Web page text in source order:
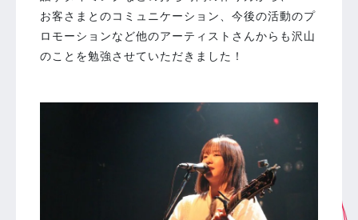
お客さまとのコミュニケーション、今後の活動のプ
ロモーションなど他のアーティストさんからも沢山
のことを勉強させていただきました！